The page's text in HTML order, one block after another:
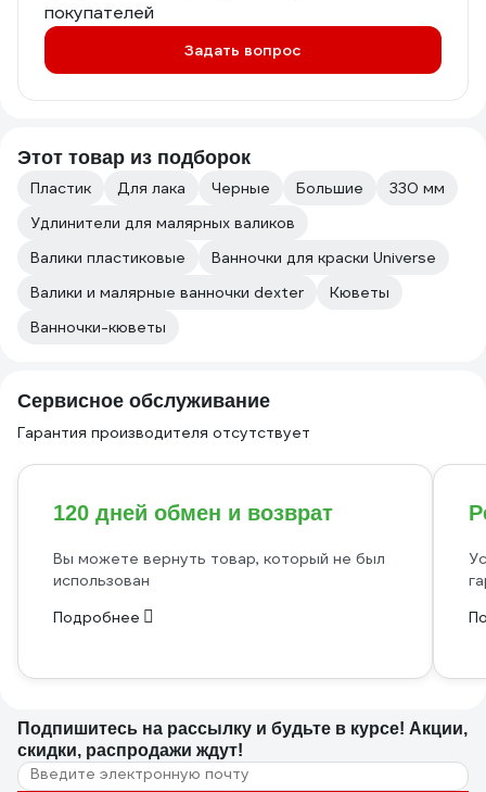
покупателей
Задать вопрос
Этот товар из подборок
Пластик Для лака Черные Большие
330 мм
Удлинители для малярных валиков
Валики пластиковые
Ванночки для краски Universe
Валики и малярные ванночки dexter
Кюветы
Ванночки-кюветы
Сервисное обслуживание
Гарантия производителя отсутствует
120 дней обмен и возврат
Вы можете вернуть товар, который не был
использован
Подробнее
Подпишитесь на рассылку и будьте в курсе! Акции,
скидки, распродажи ждут!